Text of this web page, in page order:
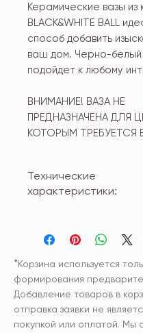
Керамические вазы из
BLACK&WHITE BALL
способ добавить
ваш дом. Черно-белый
подойдет к любому
ВНИМАНИЕ! ВАЗА НЕ
ПРЕДНАЗНАЧЕНА ДЛЯ
КОТОРЫМ ТРЕБУЕТСЯ
Технические
характеристики:
Размер: 21*21*30,5см
*Корзина используется
формирования
Добавление товаров в
отправка заявки не
покупкой или оплатой. Мы